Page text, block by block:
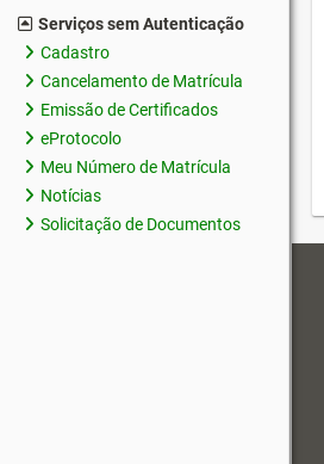
Serviços sem Autenticação
Cadastro
Cancelamento de Matrícula
Emissão de Certificados
eProtocolo
Meu Número de Matrícula
Notícias
Solicitação de Documentos